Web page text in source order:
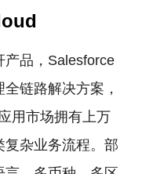
产品，Salesforce
链路解决方案，
用市场拥有上万
杂业务流程。部